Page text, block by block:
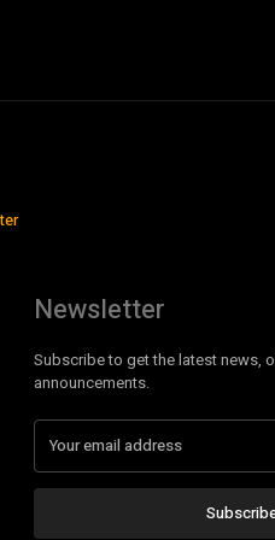
Newsletter
Subscribe to get the latest news,
announcements.